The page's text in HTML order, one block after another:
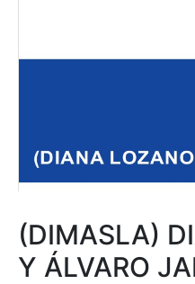
(DIMASLA)
Y ÁLVARO